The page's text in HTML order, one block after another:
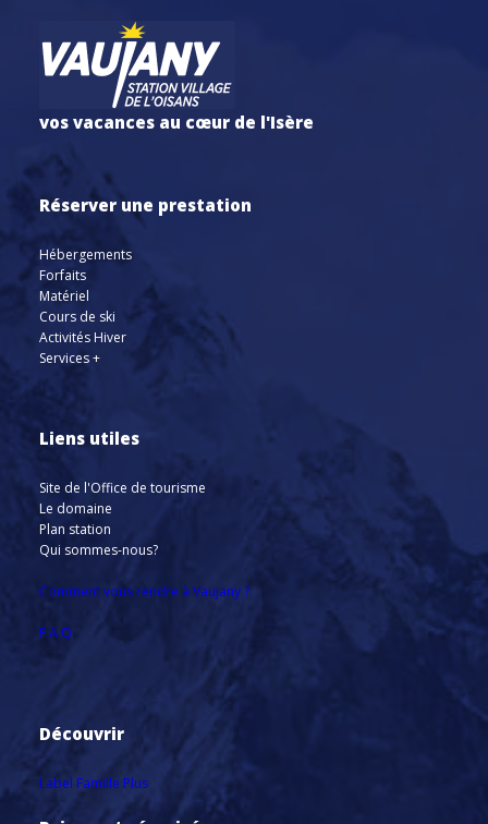
vos vacances au cœur de l'Isère
Réserver une prestation
Hébergements
Forfaits
Matériel
Cours de ski
Activités Hiver
Services +
Liens utiles
Site de l'Office de tourisme
Le domaine
Plan station
Qui sommes-nous?
Comment vous rendre à Vaujany ?
F.A.Q.
Découvrir
Label Famille Plus